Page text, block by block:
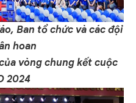
Ban tổ chức và các đội
hoan
vòng chung kết cuộc
2024